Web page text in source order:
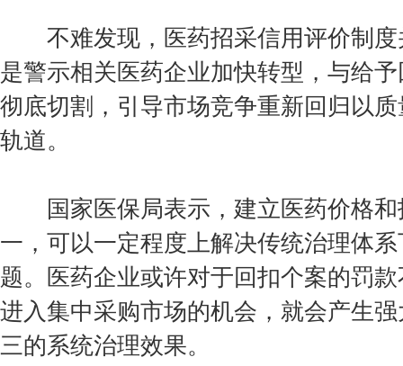
不难发现，医药招采信用评价制度
是警示相关医药企业加快转型，与给
彻底切割，引导市场竞争重新回归以
轨道。
国家医保局表示，建立医药价格和
一，可以一定程度上解决传统治理体
题。医药企业或许对于回扣个案的罚
进入集中采购市场的机会，就会产生
三的系统治理效果。